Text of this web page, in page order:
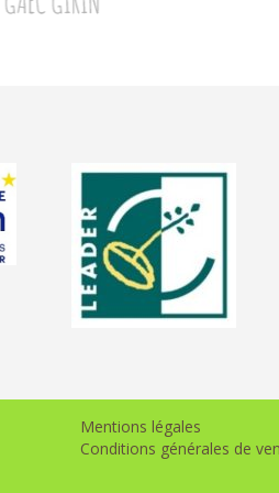
Mentions légales
Conditions générales de